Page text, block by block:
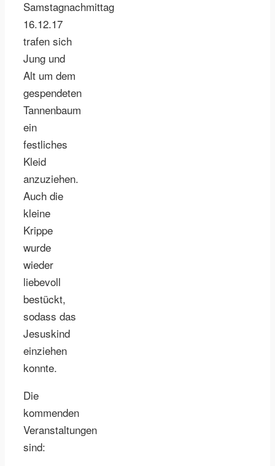
Samstagnachmittag
16.12.17
trafen sich
Jung und
Alt um dem
gespendeten
Tannenbaum
ein
festliches
Kleid
anzuziehen.
Auch die
kleine
Krippe
wurde
wieder
liebevoll
bestückt,
sodass das
Jesuskind
einziehen
konnte.
Die
kommenden
Veranstaltungen
sind: